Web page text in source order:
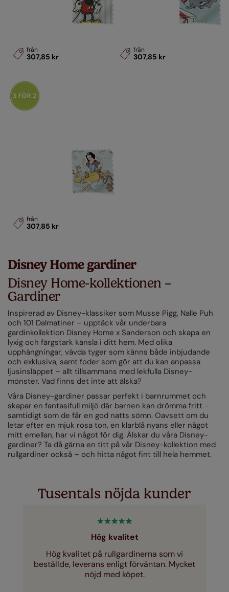
från
307,85 kr
från
307,85 kr
från
307,85 kr
Disney Home gardiner
Disney Home-kollektionen –
Gardiner
Inspirerad av Disney-klassiker som Musse Pigg, Nalle Puh
och 101 Dalmatiner – upptäck vår underbara
gardinkollektion Disney Home x Sanderson och skapa en
lyxig och färgstark känsla i ditt hem. Med olika
upphängningar, vävda tyger som känns både inbjudande
och exklusiva, samt foder som gör att du kan anpassa
ljusinsläppet – allt tillsammans med lekfulla Disney-
mönster. Vad finns det inte att älska?
Våra Disney-gardiner passar perfekt i barnrummet och
skapar en fantasifull miljö där barnen kan drömma fritt –
samtidigt som de får en god natts sömn. Oavsett om du
letar efter en mjuk rosa ton, en klarblå nyans eller något
mitt emellan, har vi något för dig. Älskar du våra Disney-
gardiner? Ta då gärna en titt på vår Disney-kollektion med
rullgardiner också – och hitta något fint till hela hemmet.
Tusentals nöjda kunder
Hög kvalitet
Hög kvalitet på rullgardinerna som vi
beställde, leverans enligt förväntan. Mycket
nöjd med köpet.